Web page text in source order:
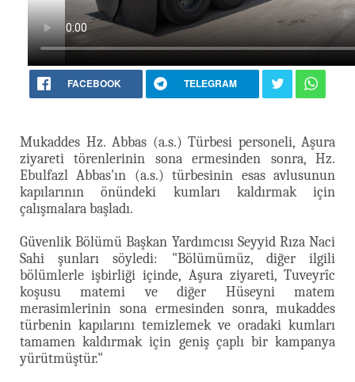
FACEBOOK TELEGRAM
Mukaddes Hz. Abbas (a.s.) Türbesi personeli, Aşura
ziyareti törenlerinin sona ermesinden sonra, Hz.
Ebulfazl Abbas'ın (a.s.) türbesinin esas avlusunun
kapılarının önündeki kumları kaldırmak için
çalışmalara başladı.
Güvenlik Bölümü Başkan Yardımcısı Seyyid Rıza Naci
Sahi şunları söyledi: "Bölümümüz, diğer ilgili
bölümlerle işbirliği içinde, Aşura ziyareti, Tuveyrîc
koşusu matemi ve diğer Hüseyni matem
merasimlerinin sona ermesinden sonra, mukaddes
türbenin kapılarını temizlemek ve oradaki kumları
tamamen kaldırmak için geniş çaplı bir kampanya
yürütmüştür."